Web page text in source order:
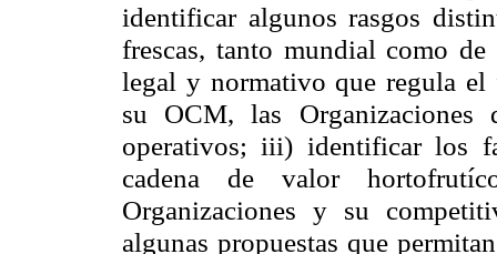
identificar algunos rasgos
frescas, tanto mundial como de
legal y normativo que regula el
su OCM, las Organizaciones
operativos; iii) identificar los
cadena de valor
Organizaciones y su
algunas propuestas que